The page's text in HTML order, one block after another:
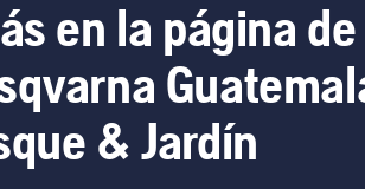
en la página de
& Jardín